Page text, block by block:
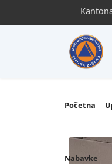
Početna
Nabavke